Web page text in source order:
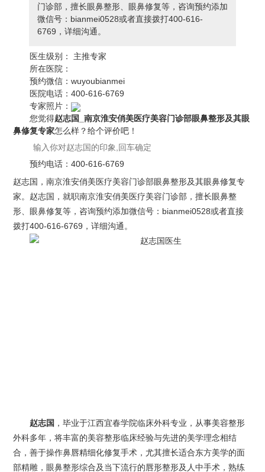
门诊部，擅长眼鼻整形、眼鼻修复等，咨询预约添加
微信号：bianmei0528或者直接拨打400-616-
6769，详细沟通。
医生级别：
主推专家
所在医院：
预约微信：wuyoubianmei
医院电话：400-616-6769
专家照片：
您觉得赵志国_南京淮安俏美医疗美容门诊部眼鼻整形及其眼
鼻修复专家怎么样？给个评价吧！
预约电话：400-616-6769
赵志国，南京淮安俏美医疗美容门诊部眼鼻整形及其眼鼻修复专
家。赵志国，就职南京淮安俏美医疗美容门诊部，擅长眼鼻整
形、眼鼻修复等，咨询预约添加微信号：bianmei0528或者直接
拨打400-616-6769，详细沟通。
赵志国 ，毕业于江西宜春学院临床外科专业，从事美容整形
外科多年，将丰富的美容整形临床经验与先进的美学理念相结
合，善于操作鼻唇精细化修复手术，尤其擅长适合东方美学的面
部精雕，眼鼻整形综合及当下流行的唇形整形及人中手术，熟练